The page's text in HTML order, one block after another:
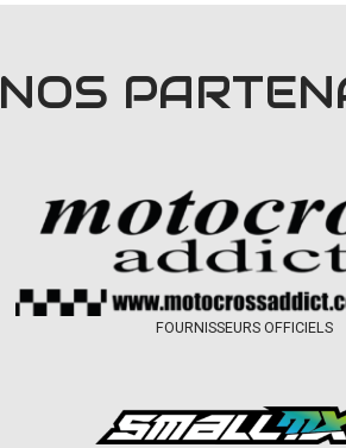
NOS
FOURNISSEURS OFFICIELS